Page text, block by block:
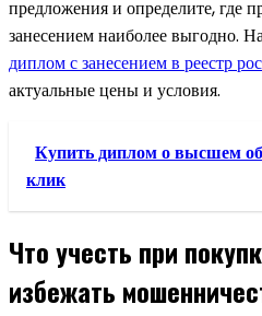
предложения и определите, где
занесением наиболее выгодно.
диплом с занесением в реестр
актуальные цены и условия.
Купить диплом о высшем
клик
Что учесть при
избежать